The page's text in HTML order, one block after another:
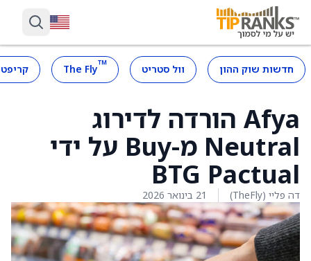
חדשות שוק ההון וול סטריט ™
The Fly
Afya הורדה לדירוג
Neutral מ-Buy על ידי
BTG Pactual
דה פליי (TheFly) 21 בינואר 2026